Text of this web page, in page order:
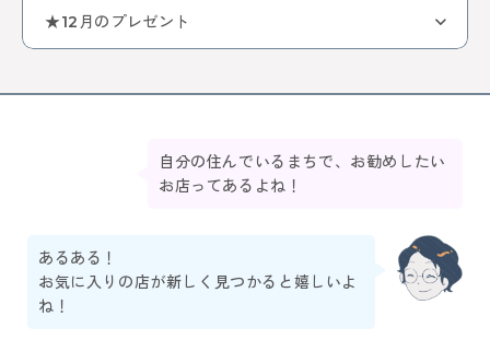
★12月のプレゼント
自分の住んでいるまちで、お勧めしたい
お店ってあるよね！
あるある！
お気に入りの店が新しく見つかると嬉しいよ
ね！